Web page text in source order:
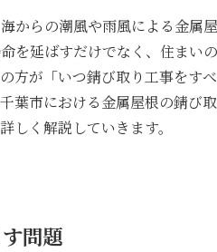
からの潮風や雨風による金属
を延ばすだけでなく、住まい
方が「いつ錆び取り工事をす
葉市における金属屋根の錆び
しく解説していきます。
問題